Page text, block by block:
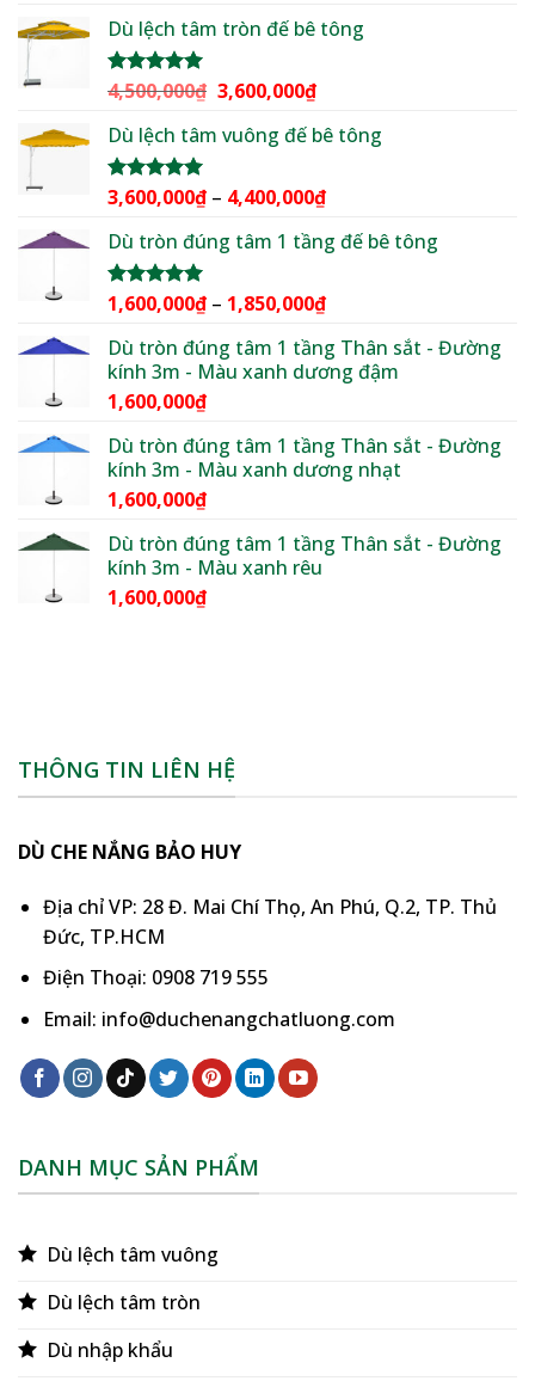
5 sao
từ
Dù lệch tâm tròn đế bê tông
Được xếp
5 sao
4,500,000₫ Giá
là:
3,600,000₫Giá
tại
3,600,000₫.
Dù lệch tâm vuông đế bê tông
Được xếp
5 sao
3,600,000₫ – 4,400,000₫Khoảng
từ
đến
Dù tròn đúng tâm 1 tầng đế bê tông
Được xếp
5 sao
1,600,000₫ – 1,850,000₫Khoảng
từ
1,600,000₫
Dù tròn đúng tâm 1 tầng Thân sắt - Đường
kính 3m - Màu xanh dương đậm
1,600,000₫
Dù tròn đúng tâm 1 tầng Thân sắt - Đường
kính 3m - Màu xanh dương nhạt
1,600,000₫
Dù tròn đúng tâm 1 tầng Thân sắt - Đường
kính 3m - Màu xanh rêu
1,600,000₫
THÔNG TIN LIÊN HỆ
DÙ CHE NẮNG BẢO HUY
Địa chỉ VP: 28 Đ. Mai Chí Thọ, An Phú, Q.2, TP. Thủ
Đức, TP.HCM
Điện Thoại: 0908 719 555
Email: info@duchenangchatluong.com
DANH MỤC SẢN PHẨM
Dù lệch tâm vuông
Dù lệch tâm tròn
Dù nhập khẩu